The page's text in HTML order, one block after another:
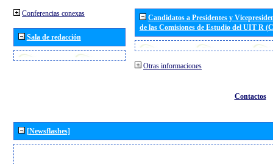
Conferencias conexas
Sala de redacción
Candidatos a Presidentes y
de las Comisiones de Estudio del UIT R
Otras informaciones
Contactos
[Newsflashes]